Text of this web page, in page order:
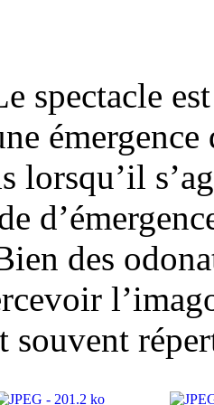
spectacle
lorsqu’il
des
souvent